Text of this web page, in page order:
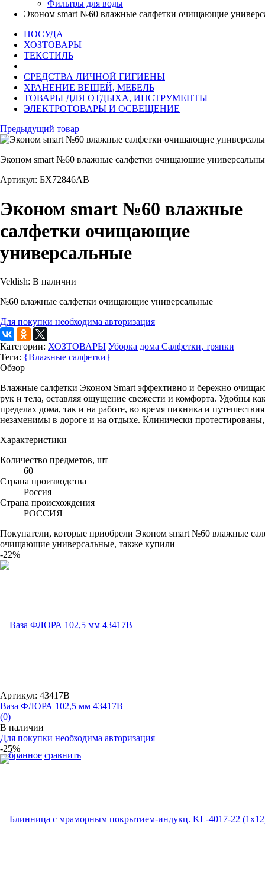
Фильтры для воды
Эконом smart №60 влажные салфетки очищающие
ПОСУДА
ХОЗТОВАРЫ
ТЕКСТИЛЬ
СРЕДСТВА ЛИЧНОЙ ГИГИЕНЫ
ХРАНЕНИЕ ВЕЩЕЙ, МЕБЕЛЬ
ТОВАРЫ ДЛЯ ОТДЫХА, ИНСТРУМЕНТЫ
ЭЛЕКТРОТОВАРЫ И ОСВЕЩЕНИЕ
Предыдущий товар
Эконом smart №60 влажные салфетки очищающие
Артикул: БХ72846АВ
Эконом smart №60 влажные
салфетки очищающие
универсальные
Veldish: В наличии
№60 влажные салфетки очищающие универсальные
Для покупки необходима авторизация
Категории: ХОЗТОВАРЫ Уборка дома Салфетки, тряпки
Теги: {Влажные салфетки}
Обзор
Влажные салфетки Эконом Smart эффективно и бережно
рук и тела, оставляя ощущение свежести и комфорта. Удобны
пределах дома, так и на работе, во время пикника и
незаменимы в дороге и на отдыхе. Клинически протестированы,
Характеристики
Количество предметов, шт
60
Страна производства
Россия
Страна происхождения
РОССИЯ
Покупатели, которые приобрели Эконом smart №60 влажные
очищающие универсальные, также купили
-22%
избранное сравнить
Артикул: 43417B
Ваза ФЛОРА 102,5 мм 43417B
(0)
В наличии
Для покупки необходима авторизация
-25%